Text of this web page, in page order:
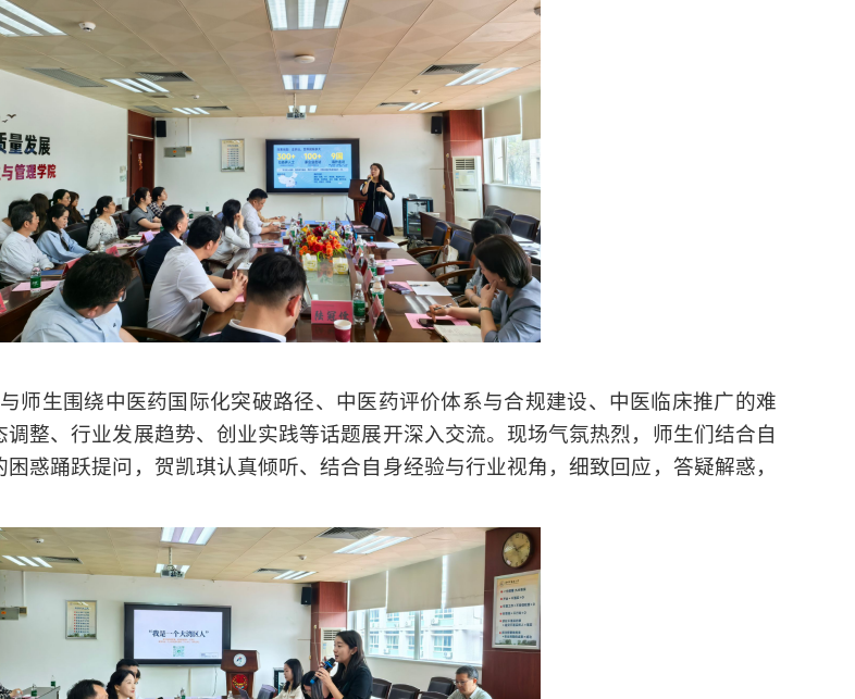
师生围绕中医药国际化突破路径、中医药评价体系与合规建设、中医临床推广的难
整、行业发展趋势、创业实践等话题展开深入交流。现场气氛热烈，师生们结合自
惑踊跃提问，贺凯琪认真倾听、结合自身经验与行业视角，细致回应，答疑解惑，